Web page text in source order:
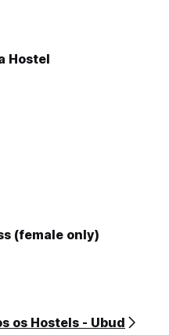
Hostel
(female only)
os Hostels - Ubud